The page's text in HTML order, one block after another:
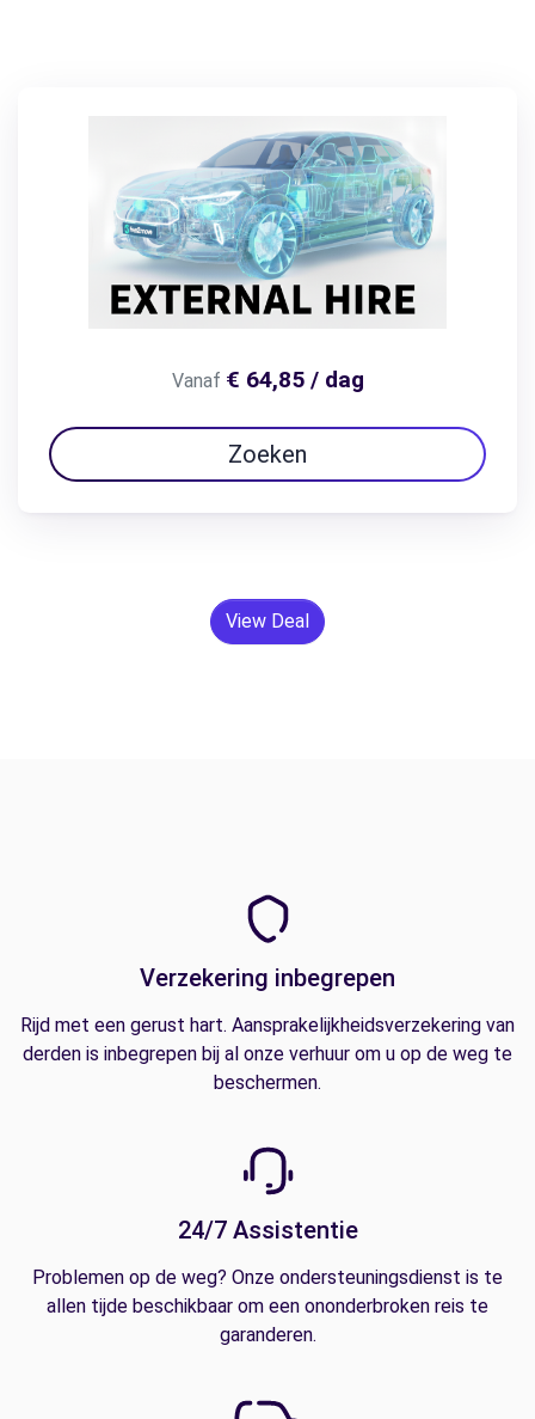
Vanaf € 64,85 / dag
Zoeken
View Deal
Verzekering inbegrepen
Rijd met een gerust hart. Aansprakelijkheidsverzekering van
derden is inbegrepen bij al onze verhuur om u op de weg te
beschermen.
24/7 Assistentie
Problemen op de weg? Onze ondersteuningsdienst is te
allen tijde beschikbaar om een ononderbroken reis te
garanderen.